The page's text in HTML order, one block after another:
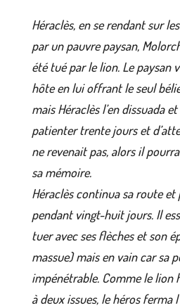
Héraclès, en se rendant sur
par un pauvre paysan,
été tué par le lion. Le paysan
hôte en lui offrant le seul
mais Héraclès l’en dissuada
patienter trente jours et
ne revenait pas, alors il
sa mémoire.
Héraclès continua sa route
pendant vingt-huit jours. Il
tuer avec ses flèches et son
massue) mais en vain car sa
impénétrable. Comme le lion
à deux issues, le héros ferma